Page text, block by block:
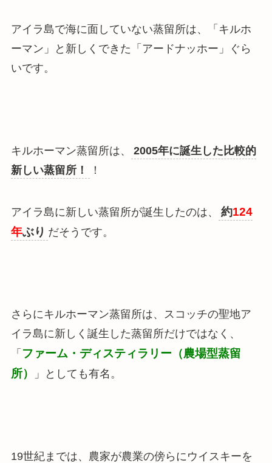
アイラ島で海に面していない蒸留所は、「キルホ
ーマン」と新しくできた「アードナッホー」ぐら
いです。
キルホーマン蒸留所は、
2005年に誕生した比較的
新しい蒸留所！
！
アイラ島に新しい蒸留所が誕生したのは、 約124
年ぶり だそうです。
さらにキルホーマン蒸留所は、スコッチの聖地ア
イラ島に新しく誕生した蒸留所だけではなく、
「 ファーム・ディスティラリー（農場型蒸留
所）
」としても有名。
19世紀までは、農家が農業の傍らにウイスキーを